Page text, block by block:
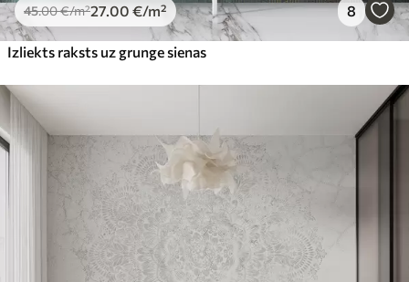
45.00€/m²27 .00 €/m² 8
Izliekts raksts uz grunge sienas